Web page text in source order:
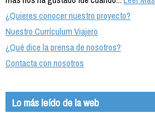
¿Quieres conocer nuestro proyecto?
Nuestro Currículum Viajero
¿Qué dice la prensa de nosotros?
Contacta con nosotros
Lo más leído de la web